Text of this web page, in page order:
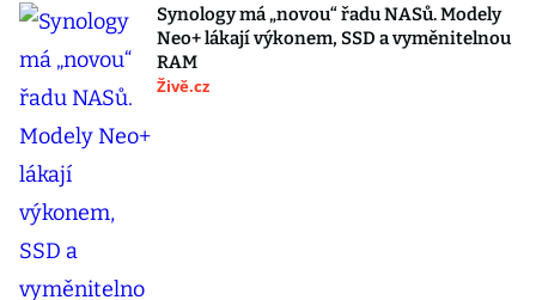
Synology má „novou“ řadu NASů. Modely
Neo+ lákají výkonem, SSD a vyměnitelnou
RAM
Živě.cz